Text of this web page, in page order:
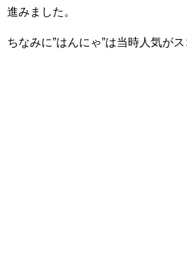
進みました。
ちなみに”はんにゃ”は当時人気が